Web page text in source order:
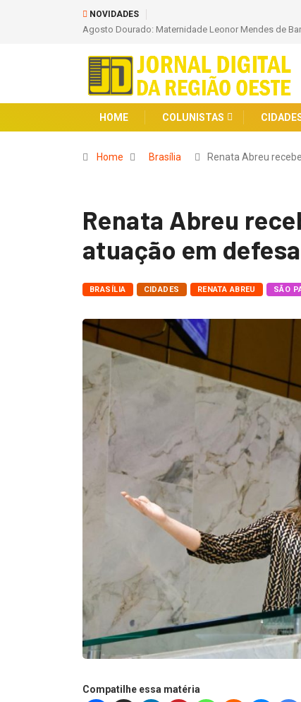
NOVIDADES
Humano, um Gesto de VidaBarcelona Anuncia Contratação
HOME COLUNISTAS
Home Brasília Renata Abreu
Renata Abreu
atuação em
BRASÍLIA CIDADES RENATA ABREU SÃO
Compatilhe essa matéria